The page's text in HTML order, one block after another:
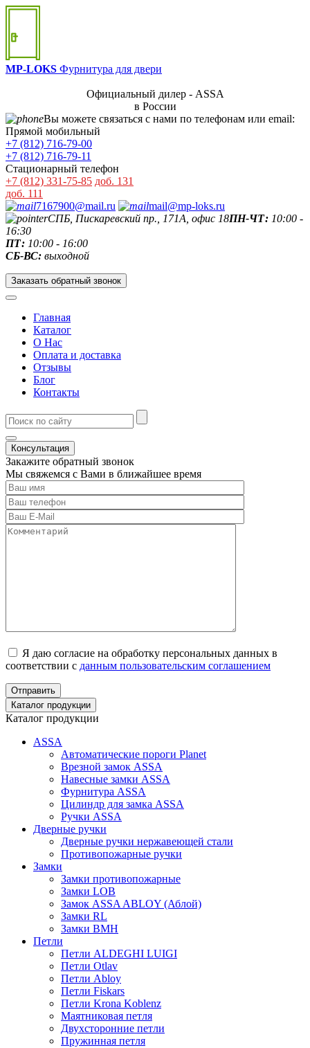
MP-LOKS Фурнитура для двери
Официальный дилер - ASSA
в России
Вы можете связаться с нами по телефонам или email:
Прямой мобильный
+7 (812) 716-79-00
+7 (812) 716-79-11
Стационарный телефон
+7 (812) 331-75-85 доб. 131
доб. 111
7167900@mail.ru
mail@mp-loks.ru
СПБ, Пискаревский пр., 171А, офис 18ПН-ЧТ: 10:00 -
16:30
ПТ: 10:00 - 16:00
СБ-ВС: выходной
Заказать обратный звонок
Главная
Каталог
О Нас
Оплата и доставка
Отзывы
Блог
Контакты
Консультация
Закажите обратный звонок
Мы свяжемся с Вами в ближайшее время
Я даю согласие на обработку персональных данных в
соответствии с данным пользовательским соглашением
Отправить
Каталог продукции
Каталог продукции
ASSA
Автоматические пороги Planet
Врезной замок ASSA
Навесные замки ASSA
Фурнитура ASSA
Цилиндр для замка ASSA
Ручки ASSA
Дверные ручки
Дверные ручки нержавеющей стали
Противопожарные ручки
Замки
Замки противопожарные
Замки LOB
Замок ASSA ABLOY (Аблой)
Замки RL
Замки BMH
Петли
Петли ALDEGHI LUIGI
Петли Otlav
Петли Abloy
Петли Fiskars
Петли Krona Koblenz
Маятниковая петля
Двухсторонние петли
Пружинная петля